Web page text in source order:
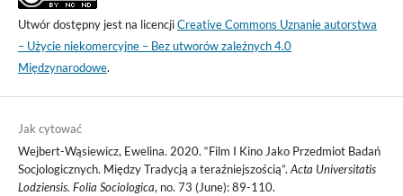
Utwór dostępny jest na licencjiCreative Commons Uznanie autorstwa
– Użycie niekomercyjne – Bez utworów zależnych 4.0
Międzynarodowe.
Jak cytować
Wejbert-Wąsiewicz, Ewelina. 2020. “Film I Kino Jako Przedmiot Badań
Socjologicznych. Między Tradycją a teraźniejszością”. Acta Universitatis
Lodziensis. Folia Sociologica, no. 73 (June): 89-110.